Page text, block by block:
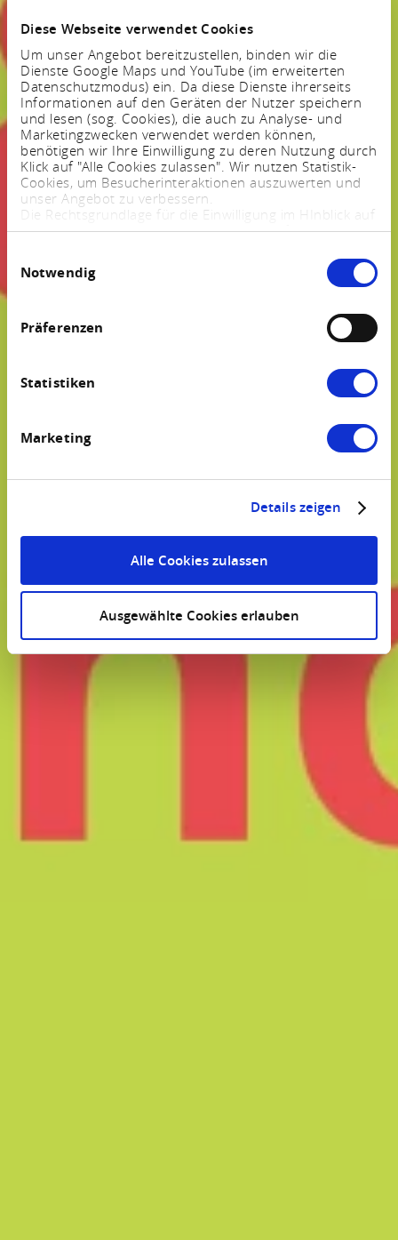
Diese Webseite verwendet Cookies
Um unser Angebot bereitzustellen, binden wir die
Dienste Google Maps und YouTube (im erweiterten
Datenschutzmodus) ein. Da diese Dienste ihrerseits
Informationen auf den Geräten der Nutzer speichern
und lesen (sog. Cookies), die auch zu Analyse- und
Marketingzwecken verwendet werden können,
benötigen wir Ihre Einwilligung zu deren Nutzung durch
Klick auf "Alle Cookies zulassen". Wir nutzen Statistik-
Cookies, um Besucherinteraktionen auszuwerten und
unser Angebot zu verbessern.
Die Rechtsgrundlage für die Einwilligung im HInblick auf
die Speicherung und das Auslesen von Informationen
Verarbeitung personenbezogener Daten Art. 6 Abs. 1
lit. a DSGVO.
widerrufen. Weitere Informationen finden Sie in
Notwendig
Präferenzen
Statistiken
Marketing
Details zeigen
Alle Cookies zulassen
Ausgewählte Cookies erlauben